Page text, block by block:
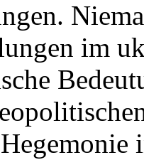
im